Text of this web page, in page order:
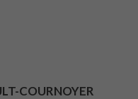
COURNOYER